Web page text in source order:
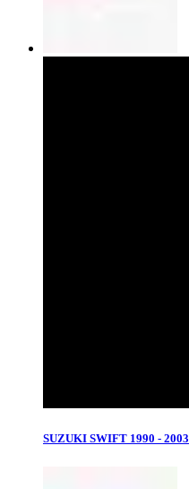
SUZUKI SWIFT 1990 - 2003